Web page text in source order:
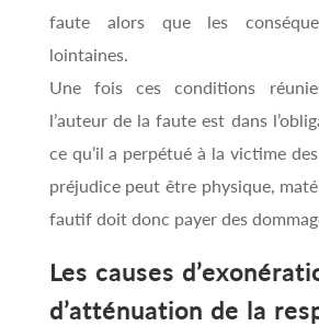
faute alors que les
lointaines.
Une fois ces conditions
l’auteur de la faute est dans
ce qu’il a perpétué à la victime
préjudice peut être physique,
fautif doit donc payer des
Les causes
d’atténuation de la